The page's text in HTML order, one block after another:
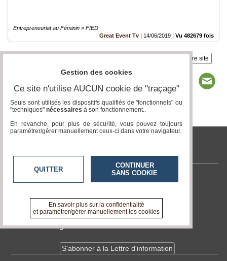
Entrepreneuriat au Féminin » FIED
Great Event Tv | 14/06/2019 | Vu 482679 fois
Insérez sur votre site
tvlocale.fr
Contactez-nous
A propos de tvlocale.fr
Devenir délégué
S'abonner à la Lettre d'information
Gestion des cookies
Ce site n'utilise AUCUN cookie de "traçage"
Seuls sont utilisés les dispositifs qualifiés de "fonctionnels" ou
"techniques" nécessaires à son fonctionnement..
En revanche, pour plus de sécurité, vous pouvez toujours
paramétrer/gérer manuellement ceux-ci dans votre navigateur.
QUITTER
CONTINUER
SANS COOKIE
En savoir plus sur la confidentialité
et paramétrer/gérer manuellement les cookies